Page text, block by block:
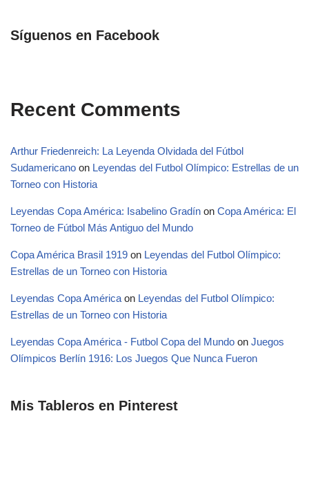
Síguenos en Facebook
Recent Comments
Arthur Friedenreich: La Leyenda Olvidada del Fútbol
Sudamericano on Leyendas del Futbol Olímpico: Estrellas de un
Torneo con Historia
Leyendas Copa América: Isabelino Gradín on Copa América: El
Torneo de Fútbol Más Antiguo del Mundo
Copa América Brasil 1919 on Leyendas del Futbol Olímpico:
Estrellas de un Torneo con Historia
Leyendas Copa América on Leyendas del Futbol Olímpico:
Estrellas de un Torneo con Historia
Leyendas Copa América - Futbol Copa del Mundo on Juegos
Olímpicos Berlín 1916: Los Juegos Que Nunca Fueron
Mis Tableros en Pinterest